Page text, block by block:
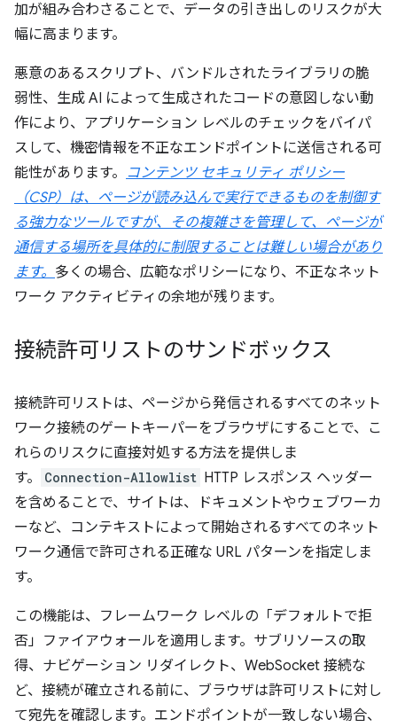
加が組み合わさることで、データの引き出しのリスクが大
幅に高まります。
悪意のあるスクリプト、バンドルされたライブラリの脆
弱性、生成 AI によって生成されたコードの意図しない動
作により、アプリケーション レベルのチェックをバイパ
スして、機密情報を不正なエンドポイントに送信される可
能性があります。
コンテンツ セキュリティ ポリシー
（CSP）は、ページが読み込んで実行できるものを制御す
る強力なツールですが、その複雑さを管理して、ページが
通信する場所を具体的に制限することは難しい場合があり
ます。 多くの場合、広範なポリシーになり、不正なネット
ワーク アクティビティの余地が残ります。
接続許可リストのサンドボックス
接続許可リストは、ページから発信されるすべてのネット
ワーク接続のゲートキーパーをブラウザにすることで、こ
れらのリスクに直接対処する方法を提供しま
す。
Connection-Allowlist HTTP レスポンス ヘッダー
を含めることで、サイトは、ドキュメントやウェブワーカ
ーなど、コンテキストによって開始されるすべてのネット
ワーク通信で許可される正確な URL パターンを指定しま
す。
この機能は、フレームワーク レベルの「デフォルトで拒
否」ファイアウォールを適用します。サブリソースの取
得、ナビゲーション リダイレクト、WebSocket 接続な
ど、接続が確立される前に、ブラウザは許可リストに対し
て宛先を確認します。エンドポイントが一致しない場合、